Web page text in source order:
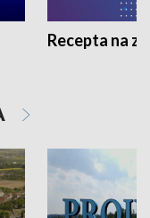
Recepta na